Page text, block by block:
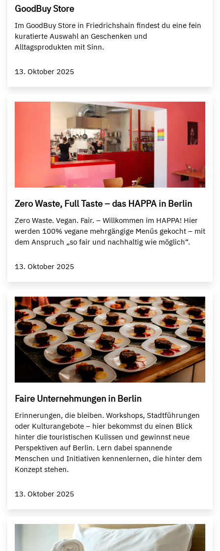
GoodBuy Store
Im GoodBuy Store in Friedrichshain findest du eine fein
kuratierte Auswahl an Geschenken und
Alltagsprodukten mit Sinn.
13. Oktober 2025
Zero Waste, Full Taste – das HAPPA in Berlin
Zero Waste. Vegan. Fair. – Willkommen im HAPPA!⁠ Hier
werden 100% vegane mehrgängige Menüs gekocht – mit
dem Anspruch „so fair und nachhaltig wie möglich“.
13. Oktober 2025
Faire Unternehmungen in Berlin
Erinnerungen, die bleiben. Workshops, Stadtführungen
oder Kulturangebote – hier bekommst du einen Blick
hinter die touristischen Kulissen und gewinnst neue
Perspektiven auf Berlin. Lern dabei spannende
Menschen und Initiativen kennenlernen, die hinter dem
Konzept stehen.
13. Oktober 2025